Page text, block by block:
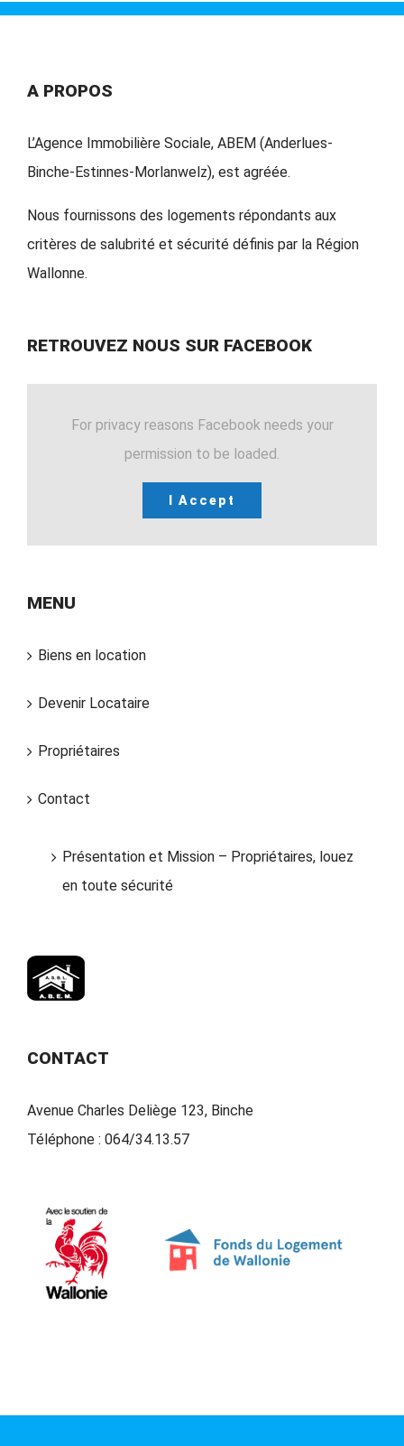
A PROPOS
L’Agence Immobilière Sociale, ABEM (Anderlues-
Binche-Estinnes-Morlanwelz), est agréée.
Nous fournissons des logements répondants aux
critères de salubrité et sécurité définis par la Région
Wallonne.
RETROUVEZ NOUS SUR FACEBOOK
For privacy reasons Facebook needs your
permission to be loaded.
I Accept
MENU
Biens en location
Devenir Locataire
Propriétaires
Contact
Présentation et Mission – Propriétaires, louez
en toute sécurité
CONTACT
Avenue Charles Deliège 123, Binche
Téléphone : 064/34.13.57